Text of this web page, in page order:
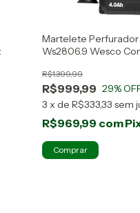
Martelete
Ws2806.9 Wesco
R$999,99
R$1.399,99
29%
3 x de R$333,33 sem
R$969,99 com